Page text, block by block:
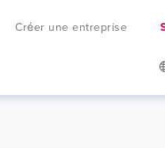
Créer une entreprise